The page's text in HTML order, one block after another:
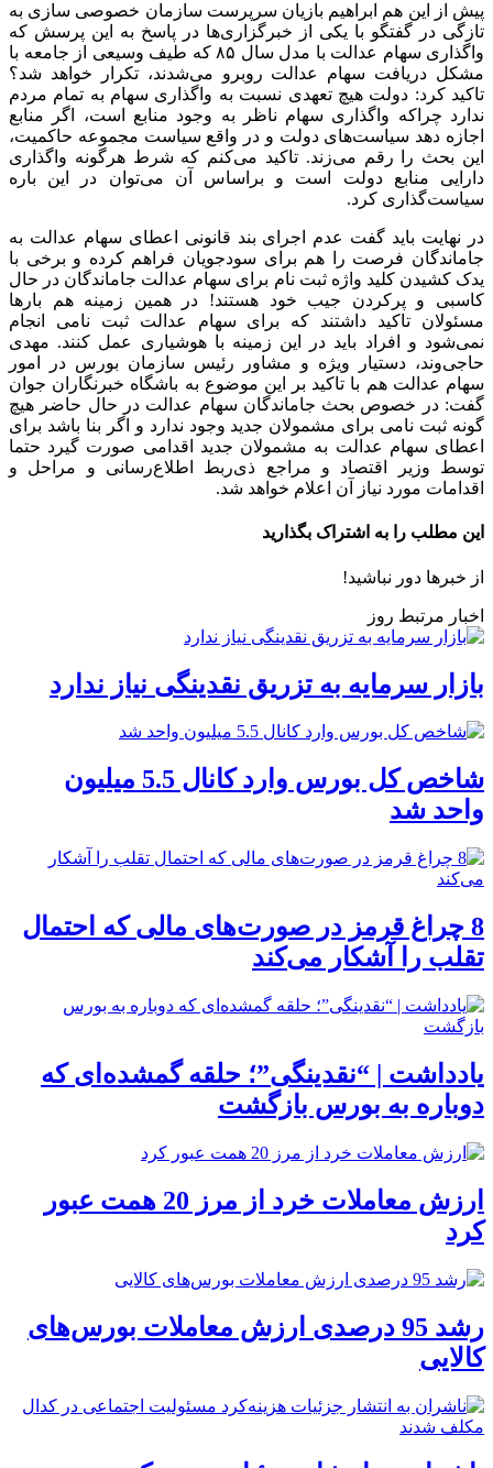
پیش از این هم ابراهیم بازیان سرپرست سازمان خصوصی سازی به
تازگی در گفتگو با یکی از خبرگزاری‌ها در پاسخ به این پرسش که
واگذاری سهام عدالت با مدل سال ٨۵ که طیف وسیعی از جامعه با
مشکل دریافت سهام عدالت روبرو می‌شدند، تکرار خواهد شد؟
تاکید کرد: دولت هیچ تعهدی نسبت به واگذاری سهام به تمام مردم
ندارد چراکه واگذاری سهام ناظر به وجود منابع است، اگر منابع
اجازه دهد سیاست‌های دولت و در واقع سیاست مجموعه حاکمیت،
این بحث را رقم می‌زند. تاکید می‌کنم که شرط هرگونه واگذاری
دارایی منابع دولت است و براساس آن می‌توان در این باره
سیاست‌گذاری کرد.
در نهایت باید گفت عدم اجرای بند قانونی اعطای سهام عدالت به
جاماندگان فرصت را هم برای سودجویان فراهم کرده و برخی با
یدک کشیدن کلید واژه ثبت نام برای سهام عدالت جاماندگان در حال
کاسبی و پرکردن جیب خود هستند! در همین زمینه هم بارها
مسئولان تاکید داشتند که برای سهام عدالت ثبت نامی انجام
نمی‌شود و افراد باید در این زمینه با هوشیاری عمل کنند. مهدی
حاجی‌وند، دستیار ویژه و مشاور رئیس سازمان بورس در امور
سهام عدالت هم با تاکید بر این موضوع به باشگاه خبرنگاران جوان
گفت: در خصوص بحث جاماندگان سهام عدالت در حال حاضر هیچ
گونه ثبت نامی برای مشمولان جدید وجود ندارد و اگر بنا باشد برای
اعطای سهام عدالت به مشمولان جدید اقدامی صورت گیرد حتما
توسط وزیر اقتصاد و مراجع ذی‌ربط اطلاع‌رسانی و مراحل و
اقدامات مورد نیاز آن اعلام خواهد شد.
این مطلب را به اشتراک بگذارید
از خبرها دور نباشید!
اخبار مرتبط روز
بازار سرمایه به تزریق نقدینگی نیاز ندارد
شاخص کل بورس وارد کانال 5.5 میلیون
واحد شد
8 چراغ قرمز در صورت‌های مالی که احتمال
تقلب را آشکار می‌کند
یادداشت | “نقدینگی”؛ حلقه گمشده‌ای که
دوباره به بورس بازگشت
ارزش معاملات خرد از مرز 20 همت عبور
کرد
رشد 95 درصدی ارزش معاملات بورس‌های
کالایی